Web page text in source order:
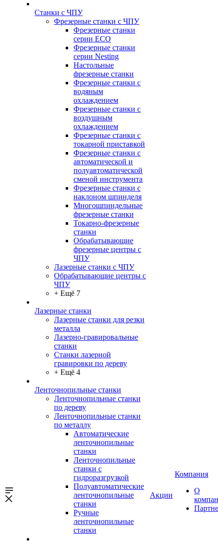
Станки с ЧПУ
Фрезерные станки с ЧПУ
Фрезерные станки
серии ECO
Фрезерные станки
серии Nesting
Настольные
фрезерные станки
Фрезерные станки с
водяным
охлаждением
Фрезерные станки с
воздушным
охлаждением
Фрезерные станки с
токарной приставкой
Фрезерные станки с
автоматической и
полуавтоматической
сменой инструмента
Фрезерные станки с
наклоном шпинделя
Многошпиндельные
фрезерные станки
Токарно-фрезерные
станки
Обрабатывающие
фрезерные центры с
ЧПУ
Лазерные станки с ЧПУ
Обрабатывающие центры с
ЧПУ
+ Ещё 7
Лазерные станки
Лазерные станки для резки
металла
Лазерно-гравировальные
станки
Станки лазерной
гравировки по дереву
+ Ещё 4
Ленточнопильные станки
Ленточнопильные станки
по дереву
Ленточнопильные станки
по металлу
Автоматические
ленточнопильные
станки
Ленточнопильные
станки с
гидроразгрузкой
Полуавтоматические
ленточнопильные
станки
Ручные
ленточнопильные
станки
Акции
Компания
О